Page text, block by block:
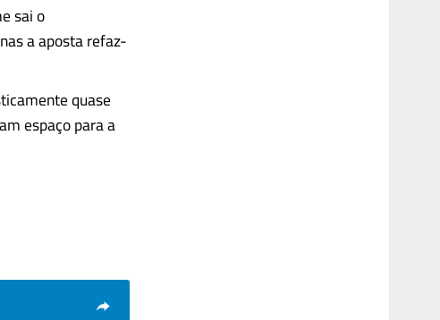
sai o
a aposta refaz-
quase
espaço para a